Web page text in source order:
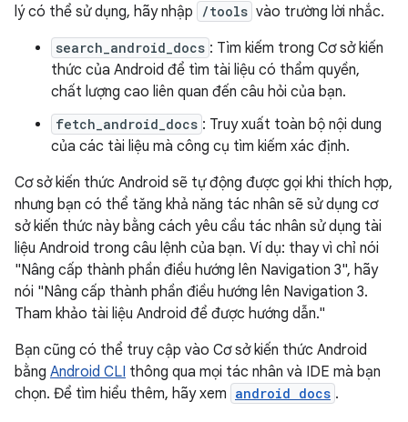
lý có thể sử dụng, hãy nhập
/tools vào trường lời nhắc.
search_android_docs : Tìm kiếm trong Cơ sở kiến
thức của Android để tìm tài liệu có thẩm quyền,
chất lượng cao liên quan đến câu hỏi của bạn.
fetch_android_docs : Truy xuất toàn bộ nội dung
của các tài liệu mà công cụ tìm kiếm xác định.
Cơ sở kiến thức Android sẽ tự động được gọi khi thích hợp,
nhưng bạn có thể tăng khả năng tác nhân sẽ sử dụng cơ
sở kiến thức này bằng cách yêu cầu tác nhân sử dụng tài
liệu Android trong câu lệnh của bạn. Ví dụ: thay vì chỉ nói
"Nâng cấp thành phần điều hướng lên Navigation 3", hãy
nói "Nâng cấp thành phần điều hướng lên Navigation 3.
Tham khảo tài liệu Android để được hướng dẫn."
Bạn cũng có thể truy cập vào Cơ sở kiến thức Android
bằng Android CLI thông qua mọi tác nhân và IDE mà bạn
chọn. Để tìm hiểu thêm, hãy xem android docs .